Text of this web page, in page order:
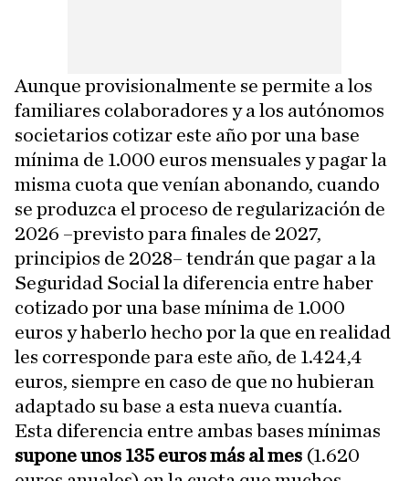
Aunque provisionalmente se permite a los
familiares colaboradores y a los autónomos
societarios cotizar este año por una base
mínima de 1.000 euros mensuales y pagar la
misma cuota que venían abonando, cuando
se produzca el proceso de regularización de
2026 –previsto para finales de 2027,
principios de 2028– tendrán que pagar a la
Seguridad Social la diferencia entre haber
cotizado por una base mínima de 1.000
euros y haberlo hecho por la que en realidad
les corresponde para este año, de 1.424,4
euros, siempre en caso de que no hubieran
adaptado su base a esta nueva cuantía.
Esta diferencia entre ambas bases mínimas
supone unos 135 euros más al mes (1.620